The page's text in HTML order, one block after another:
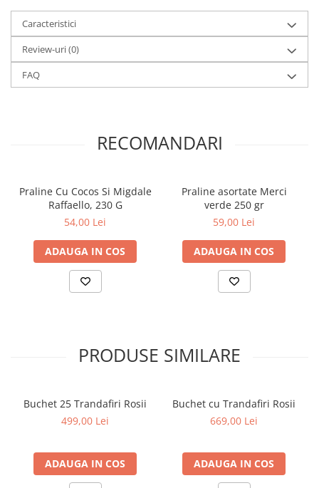
Caracteristici
Review-uri(0)
FAQ
RECOMANDARI
Praline Cu Cocos Si Migdale
Raffaello, 230 G
54,00 Lei
ADAUGA IN COS
Praline asortate Merci
verde 250 gr
59,00 Lei
ADAUGA IN COS
PRODUSE SIMILARE
Buchet 25 Trandafiri Rosii
499,00 Lei
ADAUGA IN COS
Buchet cu Trandafiri Rosii
669,00 Lei
ADAUGA IN COS